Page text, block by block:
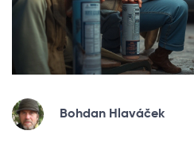
Bohdan Hlaváček